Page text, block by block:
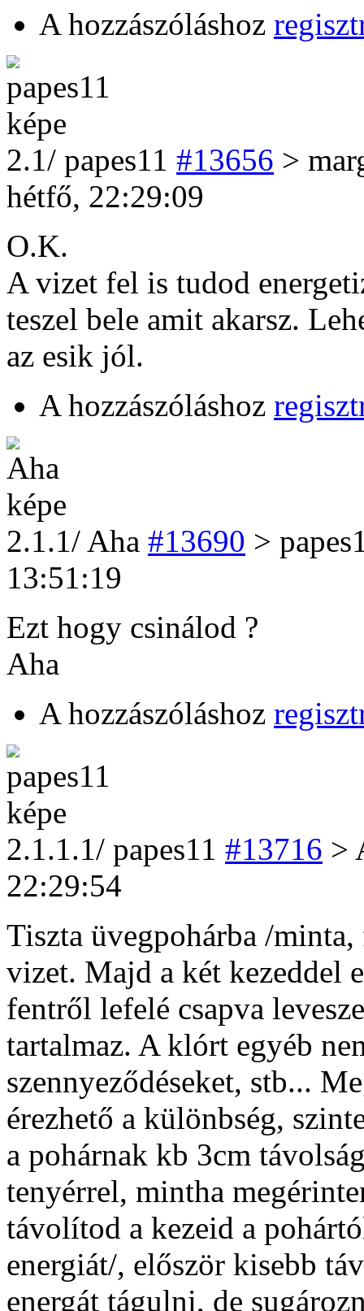
A hozzászóláshoz
2.1/ papes11 #13656 >
hétfő, 22:29:09
O.K.
A vizet fel is tudod
teszel bele amit akarsz.
az esik jól.
A hozzászóláshoz
2.1.1/ Aha #13690 >
13:51:19
Ezt hogy csinálod ?
Aha
A hozzászóláshoz
2.1.1.1/ papes11 #13716 >
22:29:54
Tiszta üvegpohárba /
vizet. Majd a két kezeddel
fentről lefelé csapva
tartalmaz. A klórt egyéb
szennyeződéseket, stb...
érezhető a különbség,
a pohárnak kb 3cm
tenyérrel, mintha
távolítod a kezeid a
energiát/, először kisebb
energát tágulni, de